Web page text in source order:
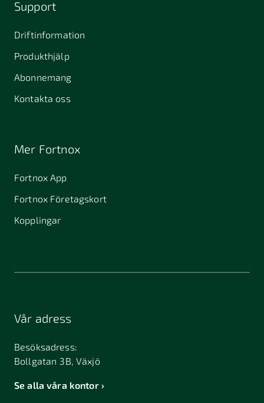
Support
Driftinformation
Produkthjälp
Abonnemang
Kontakta oss
Mer Fortnox
Fortnox App
Fortnox Företagskort
Kopplingar
Vår adress
Besöksadress:
Bollgatan 3B, Växjö
Se alla våra kontor